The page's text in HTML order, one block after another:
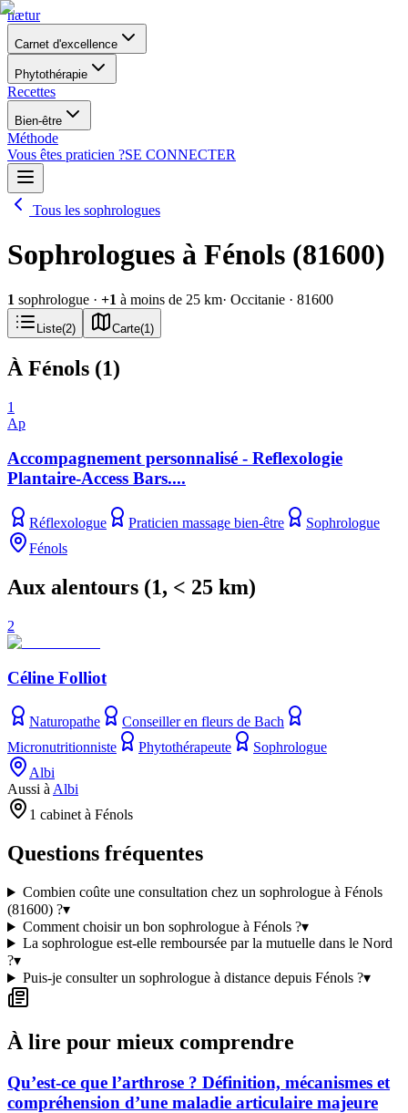
nætur
Carnet d'excellence
Phytothérapie
Recettes
Bien-être
Méthode
Vous êtes praticien ?SE CONNECTER
Tous les sophrologues
Sophrologues à Fénols (81600)
1 sophrologue · +1 à moins de 25 km· Occitanie · 81600
Liste(2) Carte(1 )
À Fénols (1)
1
Ap
Accompagnement personnalisé - Reflexologie
Plantaire-Access Bars....
Réflexologue Praticien massage bien-être
Sophrologue
Fénols
Aux alentours (1, < 25 km)
2
Céline Folliot
Naturopathe
Conseiller en fleurs de Bach
Micronutritionniste
Phytothérapeute
Sophrologue
Albi
Aussi à Albi
1 cabinet à Fénols
Questions fréquentes
Combien coûte une consultation chez un sophrologue à Fénols
(81600) ?▾
Comment choisir un bon sophrologue à Fénols ?▾
La sophrologue est-elle remboursée par la mutuelle dans le Nord
?▾
Puis-je consulter un sophrologue à distance depuis Fénols ?▾
À lire pour mieux comprendre
Qu’est-ce que l’arthrose ? Définition, mécanismes et
compréhension d’une maladie articulaire majeure